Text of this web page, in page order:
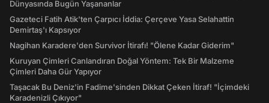
Dünyasında Bugün Yaşananlar
Gazeteci Fatih Atik'ten Çarpıcı İddia: Çerçeve Yasa Selahattin
Demirtaş'ı Kapsıyor
Nagihan Karadere'den Survivor İtirafı! "Ölene Kadar Giderim"
Kuruyan Çimleri Canlandıran Doğal Yöntem: Tek Bir Malzeme
Çimleri Daha Gür Yapıyor
Taşacak Bu Deniz'in Fadime'sinden Dikkat Çeken İtiraf! "İçimdeki
Karadenizli Çıkıyor"